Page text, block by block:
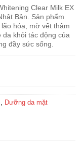
Clear Milk EX
Bản. Sản phẩm
hóa, mờ vết thâm
khỏi tác động của
đầy sức sống.
Dưỡng da mặt